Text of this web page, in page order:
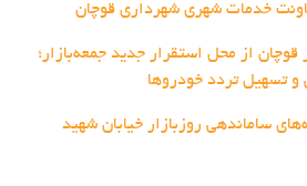
خدمات شهری شهرداری قوچان
قوچان از محل استقرار جدید جمعه‌بازار؛
و تسهیل تردد خودروها
ساماندهی روزبازار خیابان شهید